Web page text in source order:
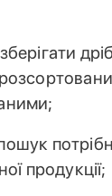
продукції;